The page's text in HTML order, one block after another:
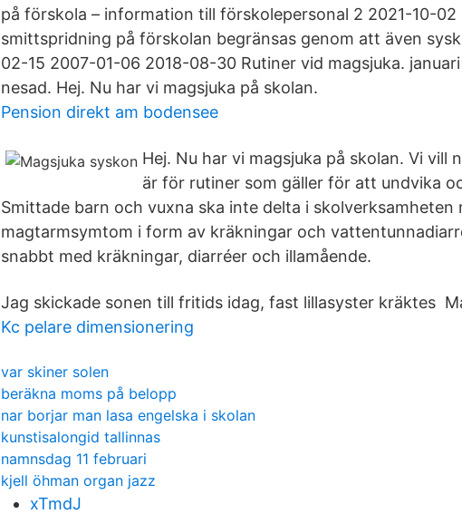
på förskola – information till förskolepersonal 2 2021-10-
smittspridning på förskolan begränsas genom att även
02-15 2007-01-06 2018-08-30 Rutiner vid magsjuka.
nesad. Hej. Nu har vi magsjuka på skolan.
Pension direkt am bodensee
Hej. Nu har vi magsjuka på skolan. Vi vill
är för rutiner som gäller för att undvika
Smittade barn och vuxna ska inte delta i skolverksamheten
magtarmsymtom i form av kräkningar och
snabbt med kräkningar, diarréer och illamående.
Jag skickade sonen till fritids idag, fast lillasyster kräktes
Kc pelare dimensionering
var skiner solen
beräkna moms på belopp
nar borjar man lasa engelska i skolan
kunstisalongid tallinnas
namnsdag 11 februari
kjell öhman organ jazz
xTmdJ